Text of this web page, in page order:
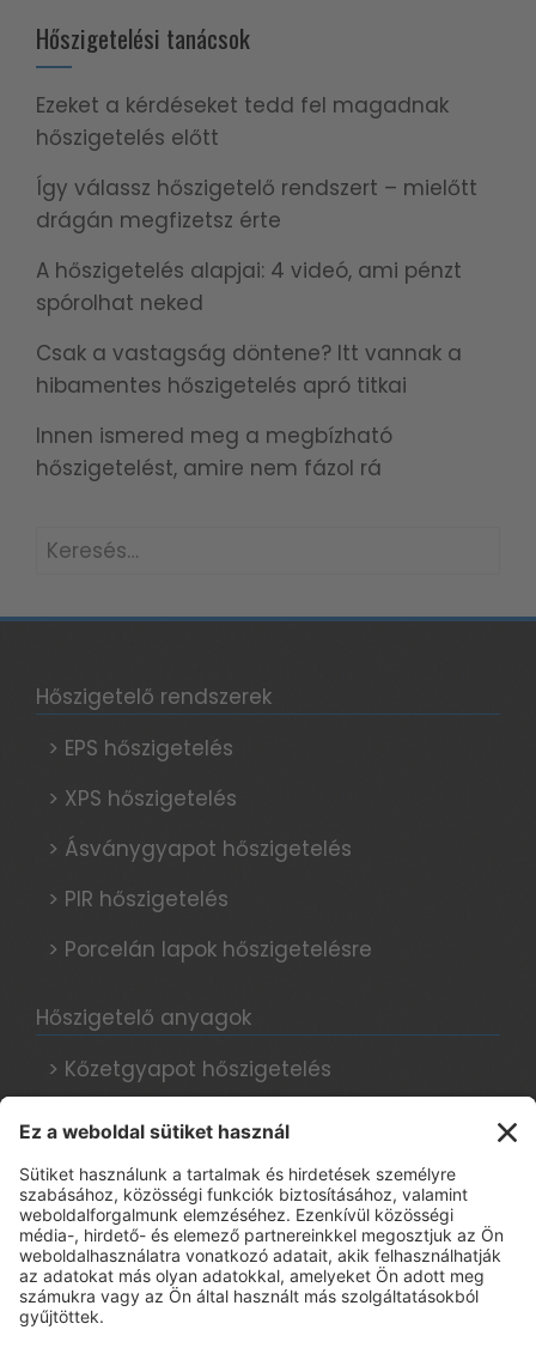
Hőszigetelési tanácsok
Ezeket a kérdéseket tedd fel magadnak
hőszigetelés előtt
Így válassz hőszigetelő rendszert – mielőtt
drágán megfizetsz érte
A hőszigetelés alapjai: 4 videó, ami pénzt
spórolhat neked
Csak a vastagság döntene? Itt vannak a
hibamentes hőszigetelés apró titkai
Innen ismered meg a megbízható
hőszigetelést, amire nem fázol rá
Keresés:
Hőszigetelő rendszerek
> EPS hőszigetelés
> XPS hőszigetelés
> Ásványgyapot hőszigetelés
> PIR hőszigetelés
> Porcelán lapok hőszigetelésre
Hőszigetelő anyagok
> Kőzetgyapot hőszigetelés
> Grafitos hőszigetelés
> Hungarocell hőszigetelés
Hőszigetelési tanácsok, blog
Adatkezelési tájékoztató